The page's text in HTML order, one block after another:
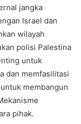
jangka
Israel dan
wilayah
polisi Palestina
untuk
dan memfasilitasi
membangun
pihak.